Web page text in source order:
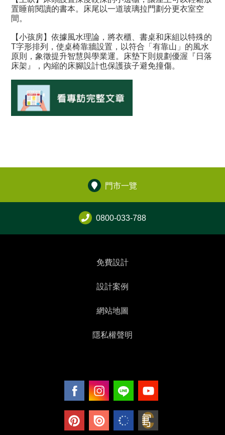
置睡前閱讀的書本。床尾以一道玻璃拉門劃分更衣室空
間。
【小孩房】依據風水理論，將衣櫃、書桌和床組以特殊的
T字形排列，使桌椅靠牆設置，以符合「有靠山」的風水
原則，象徵提升智慧與學業運。床墊下則規劃優渥『日落
床架』，內縮的床腳設計也保護孩子避免撞傷。
門市一覽
0800-033-788
免費設計
設計案例
網站地圖
隱私權聲明